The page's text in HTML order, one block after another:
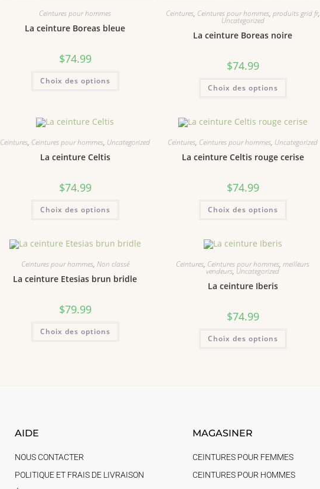
Ceintures pour hommes
La ceinture Boreas bleue
$74.99
Choix des options
Ceintures, Ceintures pour hommes, produits grid fr,
Uncategorized
La ceinture Boreas noire
$74.99
Choix des options
Ceintures, Ceintures pour hommes, Uncategorized
La ceinture Celtis
$74.99
Choix des options
Ceintures, Ceintures pour hommes, Uncategorized
La ceinture Celtis rouge cerise
$74.99
Choix des options
Ceintures pour hommes, Non classé
La ceinture Etesias brun bridle
$79.99
Choix des options
Ceintures, Ceintures pour hommes,meilleurs
vendeurs, Uncategorized
La ceinture Iberis
$74.99
Choix des options
AIDE
NOUS CONTACTER
POLITIQUE ET FRAIS DE LIVRAISON
MAGASINER
CEINTURES POUR FEMMES
CEINTURES POUR HOMMES